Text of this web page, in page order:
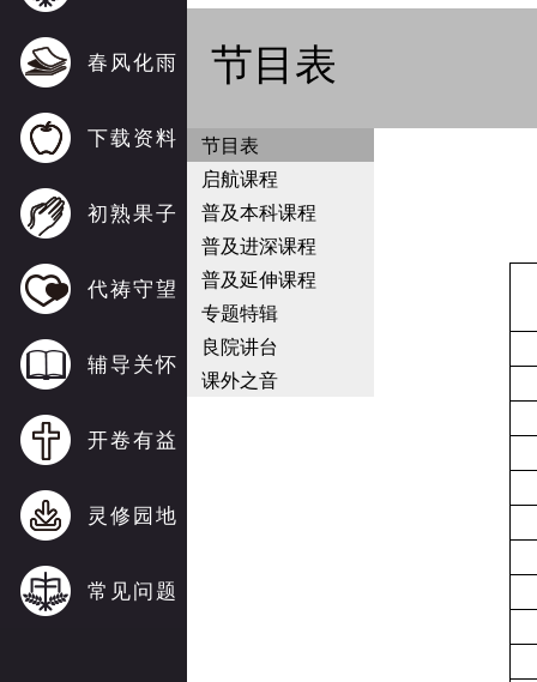
春风化雨
下载资料
初熟果子
代祷守望
辅导关怀
开卷有益
灵修园地
常见问题
节目表
节目表
启航课程
普及本科课程
普及进深课程
普及延伸课程
专题特辑
良院讲台
课外之音